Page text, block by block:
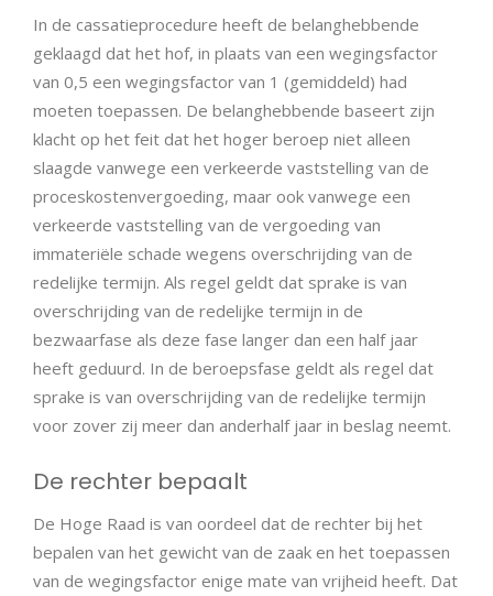
In de cassatieprocedure heeft de belanghebbende
geklaagd dat het hof, in plaats van een wegingsfactor
van 0,5 een wegingsfactor van 1 (gemiddeld) had
moeten toepassen. De belanghebbende baseert zijn
klacht op het feit dat het hoger beroep niet alleen
slaagde vanwege een verkeerde vaststelling van de
proceskostenvergoeding, maar ook vanwege een
verkeerde vaststelling van de vergoeding van
immateriële schade wegens overschrijding van de
redelijke termijn. Als regel geldt dat sprake is van
overschrijding van de redelijke termijn in de
bezwaarfase als deze fase langer dan een half jaar
heeft geduurd. In de beroepsfase geldt als regel dat
sprake is van overschrijding van de redelijke termijn
voor zover zij meer dan anderhalf jaar in beslag neemt.
De rechter bepaalt
De Hoge Raad is van oordeel dat de rechter bij het
bepalen van het gewicht van de zaak en het toepassen
van de wegingsfactor enige mate van vrijheid heeft. Dat